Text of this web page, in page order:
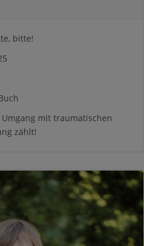
bitte!
mit traumatischen
zählt!